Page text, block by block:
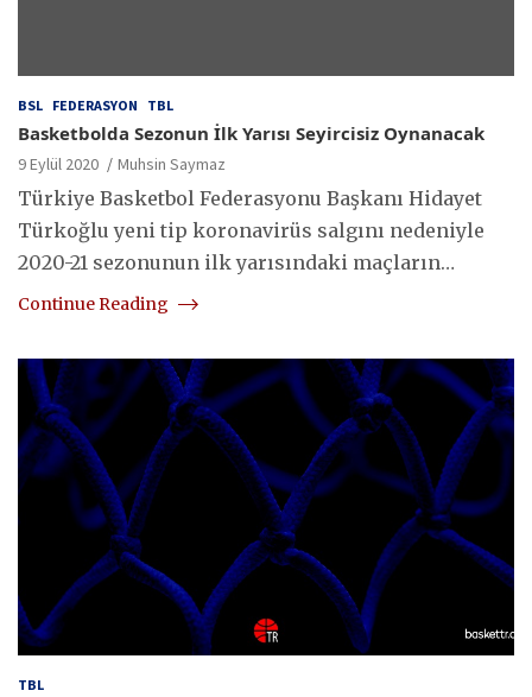
BSL FEDERASYON TBL
Basketbolda Sezonun İlk Yarısı Seyircisiz Oynanacak
9 Eylül 2020 Muhsin Saymaz
Türkiye Basketbol Federasyonu Başkanı Hidayet
Türkoğlu yeni tip koronavirüs salgını nedeniyle
2020-21 sezonunun ilk yarısındaki maçların…
Continue Reading
TBL